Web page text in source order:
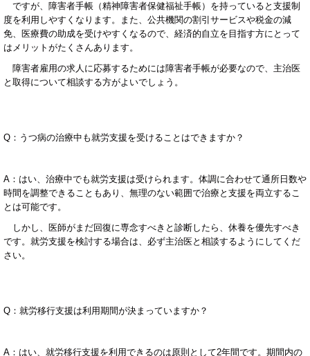
ですが、障害者手帳（精神障害者保健福祉手帳）を持っていると支援制
度を利用しやすくなります。また、公共機関の割引サービスや税金の減
免、医療費の助成を受けやすくなるので、経済的自立を目指す方にとって
はメリットがたくさんあります。
障害者雇用の求人に応募するためには障害者手帳が必要なので、主治医
と取得について相談する方がよいでしょう。
Q ：うつ病の治療中も就労支援を受けることはできますか？
A ：はい、治療中でも就労支援は受けられます。体調に合わせて通所日数や
時間を調整できることもあり、無理のない範囲で治療と支援を両立するこ
とは可能です。
しかし、医師がまだ回復に専念すべきと診断したら、休養を優先すべき
です。就労支援を検討する場合は、必ず主治医と相談するようにしてくだ
さい。
Q ：就労移行支援は利用期間が決まっていますか？
A ：はい、就労移行支援を利用できるのは原則として2年間です。期間内の